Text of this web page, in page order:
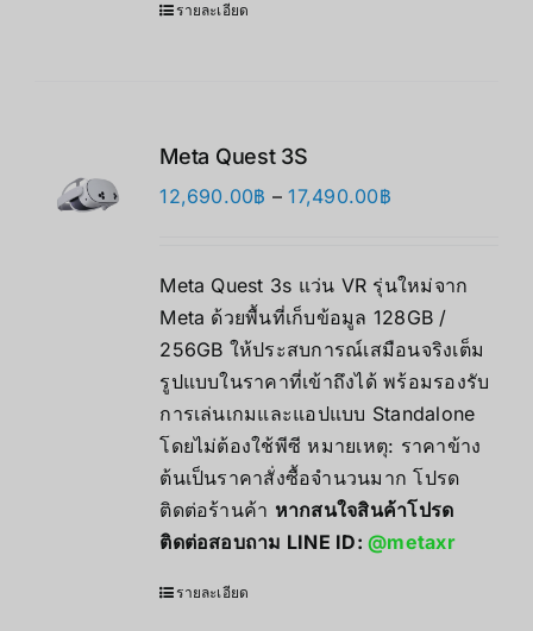
รายละเอียด
Meta Quest 3S
12,690.00฿ – 17,490.00฿Price
through
17,490.00฿
Meta Quest 3s แว่น VR รุ่นใหม่จาก
Meta ด้วยพื้นที่เก็บข้อมูล 128GB /
256GB ให้ประสบการณ์เสมือนจริงเต็ม
รูปแบบในราคาที่เข้าถึงได้ พร้อมรองรับ
การเล่นเกมและแอปแบบ Standalone
โดยไม่ต้องใช้พีซี หมายเหตุ: ราคาข้าง
ต้นเป็นราคาสั่งซื้อจำนวนมาก โปรด
ติดต่อร้านค้า หากสนใจสินค้าโปรด
ติดต่อสอบถาม LINE ID:@metaxr
รายละเอียด